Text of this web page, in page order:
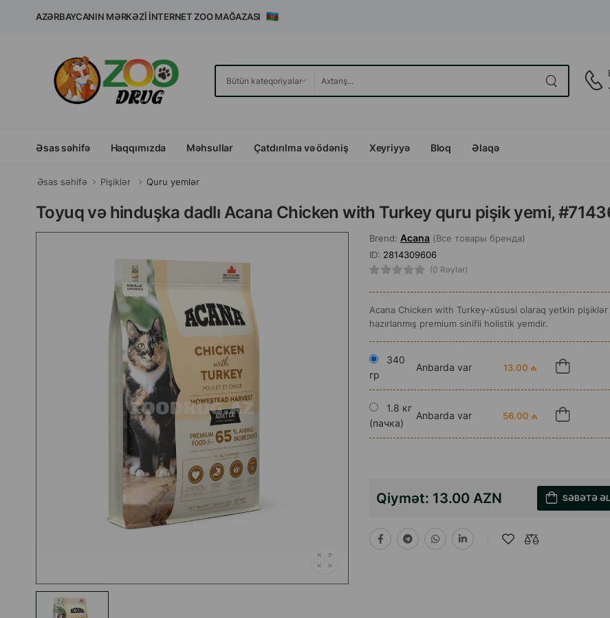
AZƏRBAYCANIN MƏRKƏZI İNTERNET ZOO MAĞAZASI
Əsas səhifə Haqqımızda Məhsullar Çatdırılma və ödəniş Xeyriyyə Bloq Əlaqə
Əsas səhifə Pişiklər Quru yemlər
Toyuq və hinduşka dadlı Acana Chicken with Turkey quru pişik yemi,
Brend: Acana (Все товары бренда)
ID: 2814309606
(0 Rəylər)
Acana Chicken with Turkey-xüsusi olaraq yetkin pişiklər
hazırlanmış premium sinifli holistik yemdir.
340
гр
Anbarda var 13.00 ₼
1.8 кг
(пачка)
Anbarda var 56.00 ₼
Qiymət: 13.00 AZN SƏBƏTƏ